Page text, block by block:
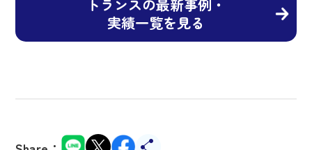
トランスの最新事例・
実績一覧を見る